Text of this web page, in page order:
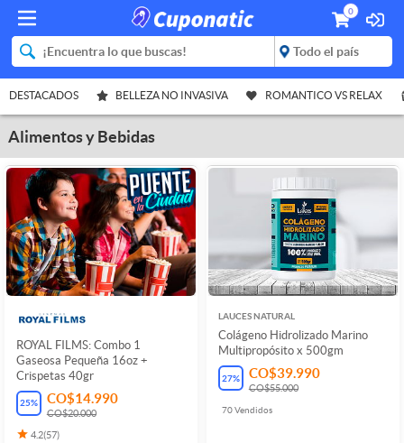
0
DESTACADOS BELLEZA NO INVASIVA ROMANTICO VS RELAX
Alimentos y Bebidas
ROYAL FILMS: Combo 1
Gaseosa Pequeña 16oz +
Crispetas 40gr
25% CO$14.990
CO$20.000
4.2(57)
LAUCES NATURAL
Colágeno Hidrolizado Marino
Multipropósito x 500gm
27% CO$39.990
CO$55.000
70Vendidos